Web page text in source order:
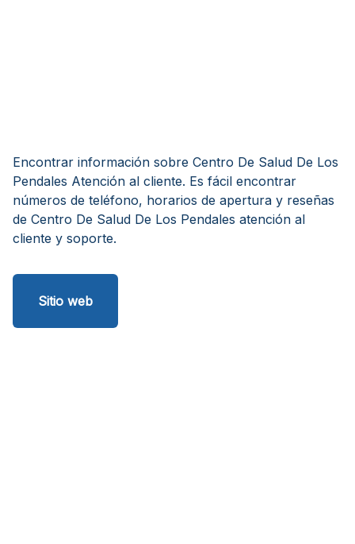
Encontrar información sobre Centro De Salud De Los
Pendales Atención al cliente. Es fácil encontrar
números de teléfono, horarios de apertura y reseñas
de Centro De Salud De Los Pendales atención al
cliente y soporte.
Sitio web